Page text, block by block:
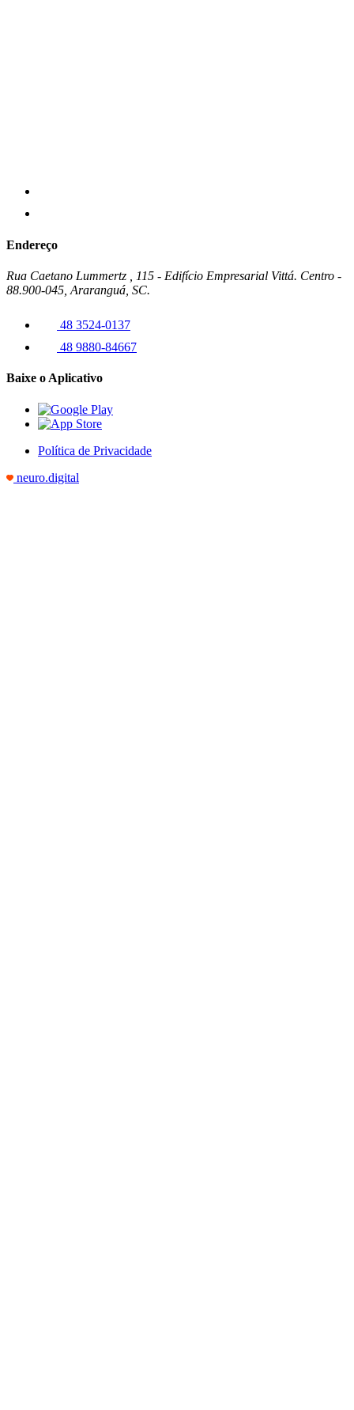
Endereço
Rua Caetano Lummertz , 115 - Edifício Empresarial Vittá. Centro -
88.900-045, Araranguá, SC.
48 3524-0137
48 9880-84667
Baixe o Aplicativo
Política de Privacidade
neuro.digital